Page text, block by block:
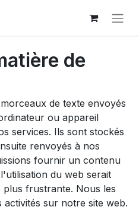
de
de texte envoyés
ou appareil
services. Ils sont stockés
renvoyés à nos
fournir un contenu
du web serait
frustrante. Nous les
sur notre site web.